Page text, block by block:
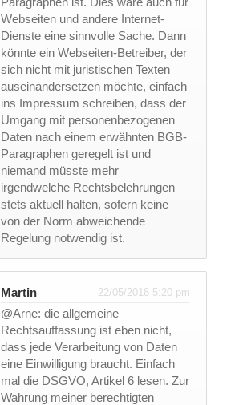
Webseiten und andere Internet-
Dienste eine sinnvolle Sache. Dann
könnte ein Webseiten-Betreiber, der
sich nicht mit juristischen Texten
auseinandersetzen möchte, einfach
ins Impressum schreiben, dass der
Umgang mit personenbezogenen
Daten nach einem erwähnten BGB-
Paragraphen geregelt ist und
niemand müsste mehr
irgendwelche Rechtsbelehrungen
stets aktuell halten, sofern keine
von der Norm abweichende
Regelung notwendig ist.
Martin 22/05/2018 5:20 pm
@Arne: die allgemeine
Rechtsauffassung ist eben nicht,
dass jede Verarbeitung von Daten
eine Einwilligung braucht. Einfach
mal die DSGVO, Artikel 6 lesen. Zur
Wahrung meiner berechtigten